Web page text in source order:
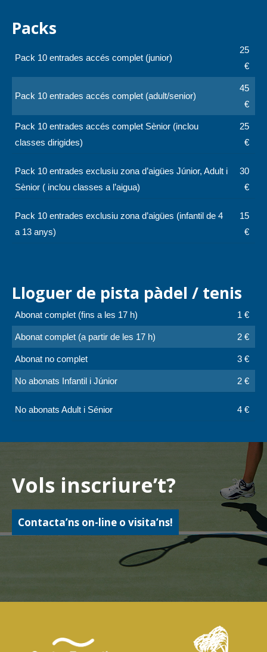
Packs
Pack 10 entrades accés complet (junior)
25
€
Pack 10 entrades accés complet (adult/senior)
45
€
Pack 10 entrades accés complet Sènior (inclou
classes dirigides)
25
€
Pack 10 entrades exclusiu zona d’aigües Júnior, Adult i
Sènior ( inclou classes a l’aigua)
30
€
Pack 10 entrades exclusiu zona d’aigües (infantil de 4
a 13 anys)
15
€
Lloguer de pista pàdel / tenis
Abonat complet (fins a les 17 h) 1 €
Abonat complet (a partir de les 17 h) 2 €
Abonat no complet 3 €
No abonats Infantil i Júnior 2 €
No abonats Adult i Sénior 4 €
Vols inscriure’t?
Contacta’ns on-line o visita’ns!